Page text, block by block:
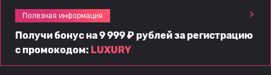
Полезная информация
Получи бонус на 9 999 ₽ рублей за регистрацию
с промокодом: LUXURY